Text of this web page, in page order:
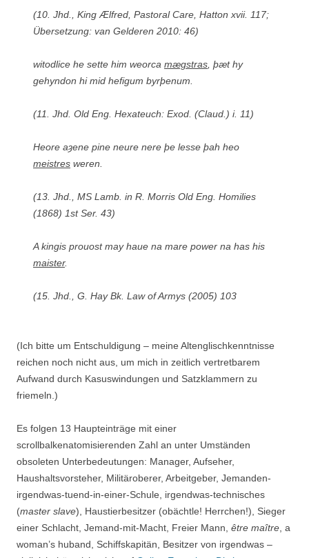
(10. Jhd., King Ælfred, Pastoral Care , Hatton xvii. 117;
Übersetzung: van Gelderen 2010: 46)
witodlice he sette him weorca mægstras , þæt hy
gehyndon hi mid hefigum byrþenum.
(11. Jhd. Old Eng. Hexateuch: Exod. (Claud.) i. 11)
Heore aȝene pine neure nere þe lesse þah heo
meistres weren.
(13. Jhd., MS Lamb. in R. Morris Old Eng. Homilies
(1868) 1st Ser. 43)
A kingis prouost may haue na mare power na has his
maister.
(15. Jhd., G. HayBk. Law of Armys (2005) 103
(Ich bitte um Entschuldigung – meine Altenglischkenntnisse
reichen noch nicht aus, um mich in zeitlich vertretbarem
Aufwand durch Kasuswindungen und Satzklammern zu
friemeln.)
Es folgen 13 Haupteinträge mit einer
scrollbalkenatomisierenden Zahl an unter Umständen
obsoleten Unterbedeutungen: Manager, Aufseher,
Haushaltsvorsteher, Militäroberer, Arbeitgeber, Jemanden-
irgendwas-tuend-in-einer-Schule, irgendwas-technisches
(master slave), Haustierbesitzer (obächtle! Herrchen!), Sieger
einer Schlacht, Jemand-mit-Macht, Freier Mann, être maître , a
woman’s huband, Schiffskapitän, Besitzer von irgendwas –